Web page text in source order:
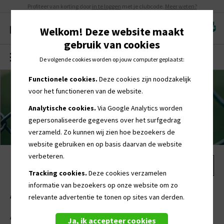
Profiteer van korting door in te loggen met je clubcode. Meer weten?
MENU 0
Algemene voorwaarden
Algemene voorwaarden voor consumenten
Welkom! Deze website maakt
gebruik van cookies
De volgende cookies worden op jouw computer geplaatst:
Functionele cookies. Deze cookies zijn noodzakelijk
voor het functioneren van de website.
Analytische cookies. Via Google Analytics worden
gepersonaliseerde gegevens over het surfgedrag
verzameld. Zo kunnen wij zien hoe bezoekers de
website gebruiken en op basis daarvan de website
verbeteren.
Tracking cookies. Deze cookies verzamelen
informatie van bezoekers op onze website om zo
relevante advertentie te tonen op sites van derden.
Ja, ik accepteer cookies